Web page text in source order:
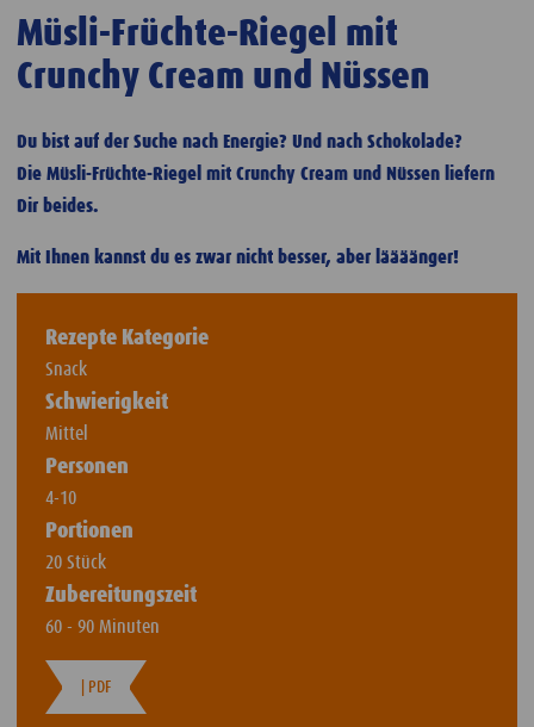
Müsli-Früchte-Riegel mit
Crunchy Cream und Nüssen
Du bist auf der Suche nach Energie? Und nach Schokolade?
Die Müsli-Früchte-Riegel mit Crunchy Cream und Nüssen liefern
Dir beides.
Mit Ihnen kannst du es zwar nicht besser, aber läääänger!
Rezepte Kategorie
Snack
Schwierigkeit
Mittel
Personen
4-10
Portionen
20 Stück
Zubereitungszeit
60 - 90 Minuten
| PDF